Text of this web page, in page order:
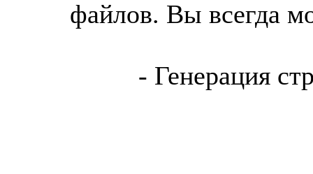
файлов. Вы всегда
- Генерация